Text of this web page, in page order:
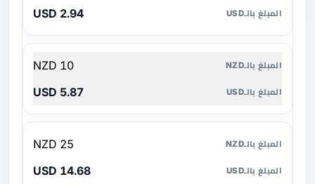
2.94 USD
10 NZD
5.87 USD
25 NZD
14.68 USD